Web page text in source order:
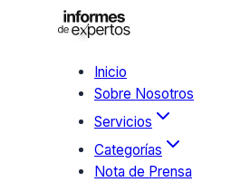
Inicio
Sobre Nosotros
Servicios
Categorías
Nota de Prensa